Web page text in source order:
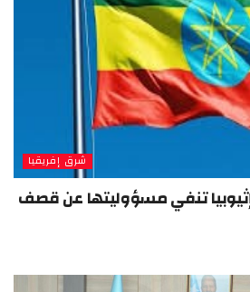
شرق إفريقيا
تنفي مسؤوليتها عن قصف